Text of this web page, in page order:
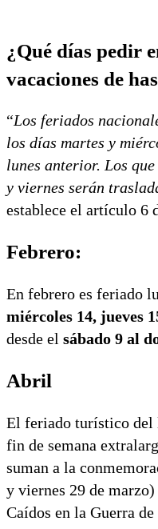
¿Qué días pedir
vacaciones de
“Los feriados
los días martes y
lunes anterior. Los
y viernes serán
establece el artículo 6
Febrero:
En febrero es feriado
miércoles 14, jueves
desde el sábado 9 al
Abril
El feriado turístico del
fin de semana
suman a la
y viernes 29 de
Caídos en la Guerra